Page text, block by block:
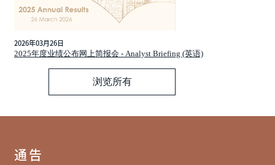
2026年03月26日
2025年度业绩公布网上简报会 - Analyst Briefing (英语)
浏览所有
通告